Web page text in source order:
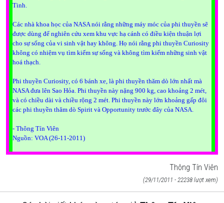
Tinh.
Các nhà khoa học của NASA nói rằng những máy móc của phi thuyền sẽ
được dùng để nghiên cứu xem khu vực hạ cánh có điều kiện thuận lợi
cho sự sống của vi sinh vật hay không. Họ nói rằng phi thuyền Curiosity
không có nhiệm vụ tìm kiếm sự sống và không tìm kiếm những sinh vật
hoá thạch.
Phi thuyền Curiosity, có 6 bánh xe, là phi thuyền thăm dò lớn nhất mà
NASA đưa lên Sao Hỏa. Phi thuyền này nặng 900 kg, cao khoảng 2 mét,
và có chiều dài và chiều rộng 2 mét. Phi thuyền này lớn khoảng gấp đôi
các phi thuyền thăm dò Spirit và Opportunity trước đây của NASA.
- Thông Tín Viên
Nguồn: VOA (26-11-2011)
Thông Tín Viên
(29/11/2011 - 22238 lượt xem)